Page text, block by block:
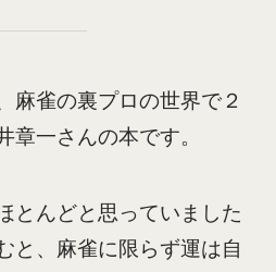
麻雀の裏プロの世界で２
章一さんの本です。
とんどと思っていました
と、麻雀に限らず運は自